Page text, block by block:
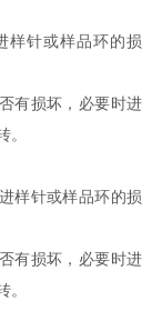
针或样品环的损
有损坏，必要时进
针或样品环的损
有损坏，必要时进